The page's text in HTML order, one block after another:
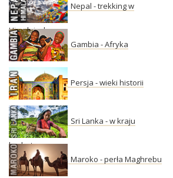
Nepal - trekking w
Himalajach
Gambia - Afryka
Persja - wieki historii
Sri Lanka - w kraju
herbaty
Maroko - perła Maghrebu